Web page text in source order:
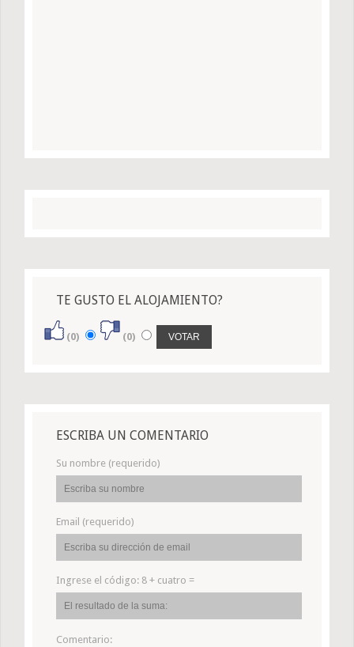
TE GUSTO EL ALOJAMIENTO?
(0) (0)
ESCRIBA UN COMENTARIO
Su nombre (requerido)
Email (requerido)
Ingrese el código: 8 + cuatro =
Comentario: